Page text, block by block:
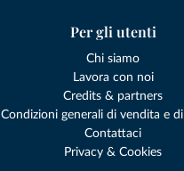
Per gli utenti
Chi siamo
Lavora con noi
Credits & partners
Condizioni generali di vendita e
Contattaci
Privacy & Cookies